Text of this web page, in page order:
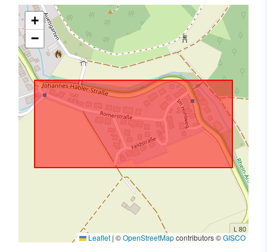
+
−
Leaflet | ©OpenStreetMapcontributors ©GISCO